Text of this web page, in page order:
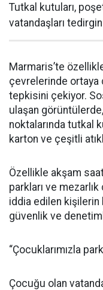
Tutkal kutuları,
vatandaşları
Marmaris’te
çevrelerinde ortaya
tepkisini çekiyor.
ulaşan
noktalarında tutkal
karton ve çeşitli
Özellikle akşam
parkları ve
iddia edilen
güvenlik ve
“Çocuklarımızla
Çocuğu olan